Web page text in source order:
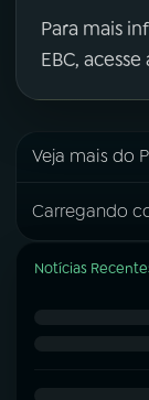
Para mais
EBC,
Veja mais do
Carregando
Notícias